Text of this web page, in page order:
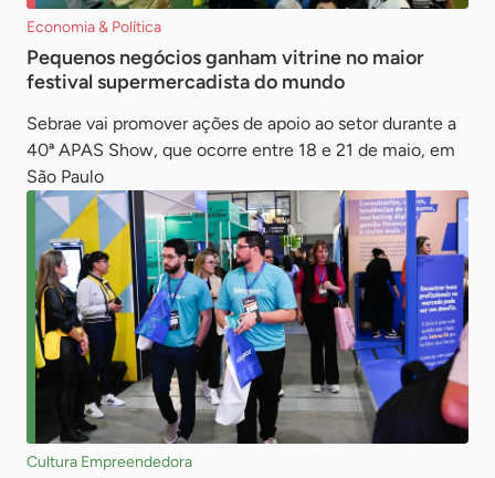
Economia & Política
Pequenos negócios ganham vitrine no maior
festival supermercadista do mundo
Sebrae vai promover ações de apoio ao setor durante a
40ª APAS Show, que ocorre entre 18 e 21 de maio, em
São Paulo
Cultura Empreendedora